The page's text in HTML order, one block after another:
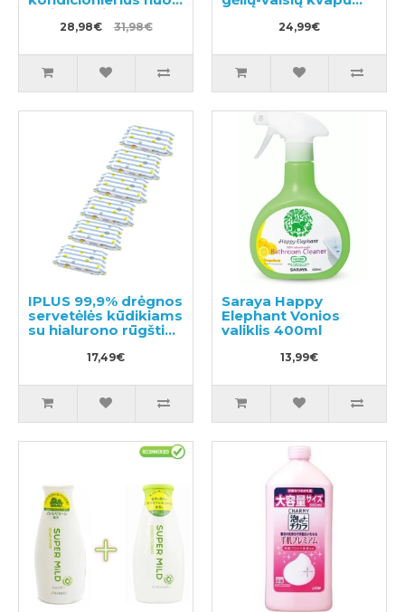
pleiskanų ir galvos
odos niežėjimo
28,98€ 31,98€
450ml
24,99€
IPLUS 99,9% drėgnos
servetėlės kūdikiams
su hialurono rūgštimi
17,49€
Saraya Happy
Elephant Vonios
valiklis 400ml
13,99€